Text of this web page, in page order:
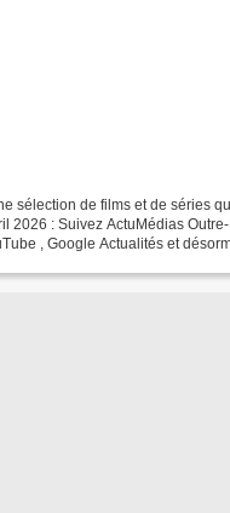
sélection de films et de séries
2026 : Suivez ActuMédias
, Google Actualités et